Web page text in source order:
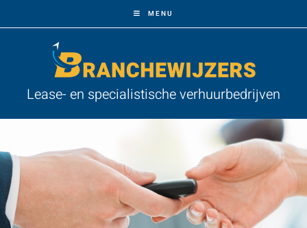
MENU
Lease- en specialistische verhuurbedrijven